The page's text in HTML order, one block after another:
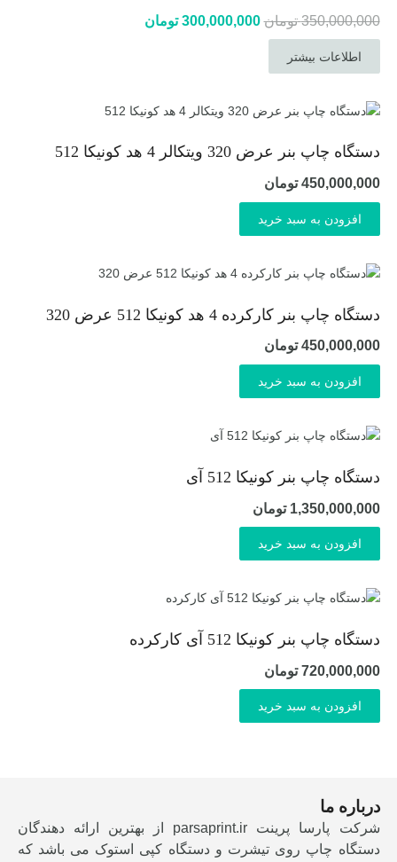
350,000,000 تومان قیمت
300,000,000 تومان
اطلاعات بیشتر
دستگاه چاپ بنر عرض 320 ویتکالر 4 هد کونیکا 512
450,000,000 تومان
افزودن به سبد خرید
دستگاه چاپ بنر کارکرده 4 هد کونیکا 512 عرض 320
450,000,000 تومان
افزودن به سبد خرید
دستگاه چاپ بنر کونیکا 512 آی
1,350,000,000 تومان
افزودن به سبد خرید
دستگاه چاپ بنر کونیکا 512 آی کارکرده
720,000,000 تومان
افزودن به سبد خرید
درباره ما
شرکت پارسا پرینت parsaprint.ir از بهترین ارائه دهندگان
دستگاه چاپ روی تیشرت و دستگاه کپی استوک می باشد که